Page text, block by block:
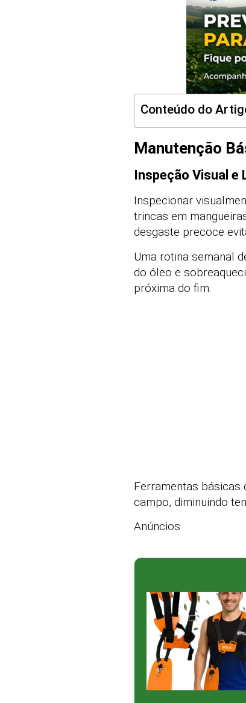
Conteúdo do
Manutenção
Inspeção Visual e
Inspecionar
trincas em
desgaste precoce
Uma rotina semanal
do óleo e
próxima do fim.
Ferramentas básicas
campo, diminuindo
Anúncios